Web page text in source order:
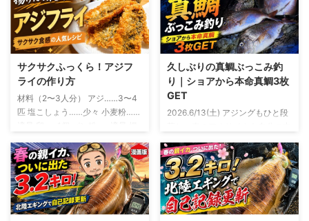
ど、バチコン行くけ～」 断る理
由は微塵もありません。 バチコ
ンアジングとは？ バチコンアジ
ングとは、バーチカルコンタクト
アジングの略 決して、 「アジが
バチバチ、コンコンと当たる釣
り」 という意味ではないです 船
から仕掛けを縦方向に落とし、深
い場所にいるアジを狙う釣り 初
夏になって水温が上昇すると、シ
ョアから良型のアジを狙うのが難
しくなってきます この時期に岸
から釣れやすいのは、豆 ...
じ1 塩……少々 粗びき黒こしょ
う……少々 おろしにんにく……少
量 釣ったアジを使う場合は、鮮
度を保ったまま持ち帰り生食でき
る状態のものを使います アジの
下ごしらえと盛り付け アジは三
枚におろし、腹骨と血合い骨を取
り除きます 皮を引いたら、食べ
やすい薄さのそぎ切りにします
サニーレタスを切るもしくは手で
ちぎり、水にさらしたあと、しっ
かり水 ...
サクサクふっくら！アジフ
ライの作り方
材料（2〜3人分） アジ……3〜4
匹 塩こしょう……少々 小麦粉……
ソースまたはタルタルソース……
お好みで アジは三枚おろしにし
て、腹骨と小骨を取り除きます
開いた状態で揚げたい場合は、背
開きや腹開きでも大丈夫 アジフ
久しぶりの真鯛ぶっこみ釣
り｜ショアから本命真鯛3枚
GET
2026.6/13(土) アジングもひと段
では「もう十分かな？」というタ
イミング 例年なら、この時期か
らはちょい投げでキスを狙った
り、友人の船に乗せてもらって年
に1、2回ほどバチコンを楽しんだ
りするフェーズ そんな中で、ふ